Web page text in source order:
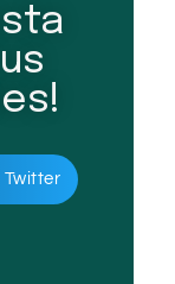
Twitter